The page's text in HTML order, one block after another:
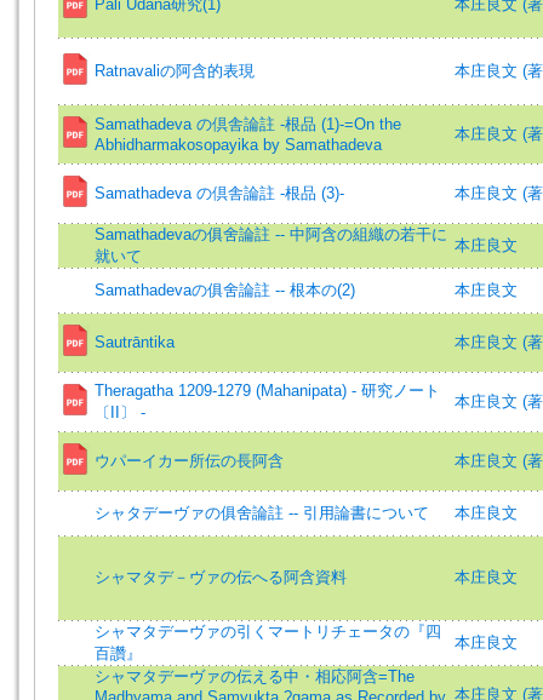
Pali Udana研究(1) 本庄良文 (
Ratnavaliの阿含的表現 本庄良文 (
Samathadeva の倶舎論註 -根品 (1)-=On the
Abhidharmakosopayika by Samathadeva
本庄良文 (
Samathadeva の倶舎論註 -根品 (3)- 本庄良文 (
Samathadevaの俱舍論註 -- 中阿含の組織の若干に
就いて
本庄良文
Samathadevaの俱舍論註 -- 根本の(2) 本庄良文
Sautrāntika 本庄良文 (
Theragatha 1209-1279 (Mahanipata) - 研究ノート
〔II〕 -
本庄良文 (
ウパーイカー所伝の長阿含 本庄良文 (
シャタデーヴァの俱舍論註 -- 引用論書について 本庄良文
シャマタデ－ヴァの伝へる阿含資料 本庄良文
シャマタデーヴァの引くマートリチェータの『四
百讚』
本庄良文
シャマタデーヴァの伝える中・相応阿含=The
本庄良文 (